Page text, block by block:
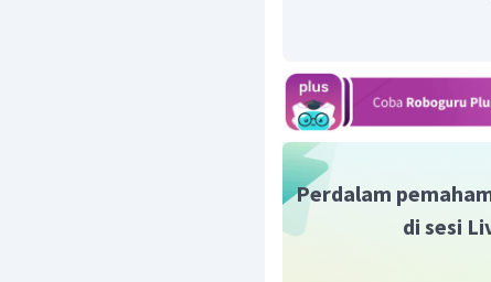
Perdalam
di sesi